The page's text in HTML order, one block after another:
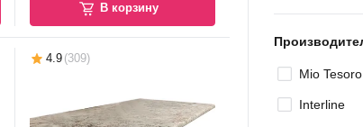
В корзину
4.9 (309)
Mio Tesoro
Interline